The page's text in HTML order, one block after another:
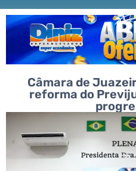
Câmara de
reforma do